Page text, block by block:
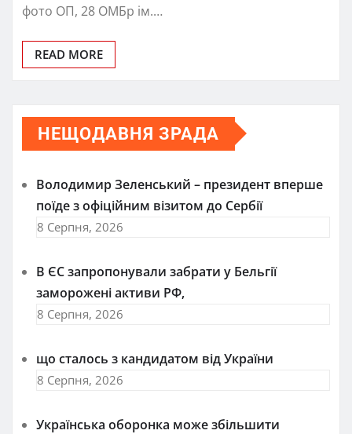
фото ОП, 28 ОМБр ім.…
READ MORE
НЕЩОДАВНЯ ЗРАДА
Володимир Зеленський – президент вперше
поїде з офіційним візитом до Сербії
8 Серпня, 2026
В ЄС запропонували забрати у Бельгії
заморожені активи РФ,
8 Серпня, 2026
що сталось з кандидатом від України
8 Серпня, 2026
Українська оборонка може збільшити